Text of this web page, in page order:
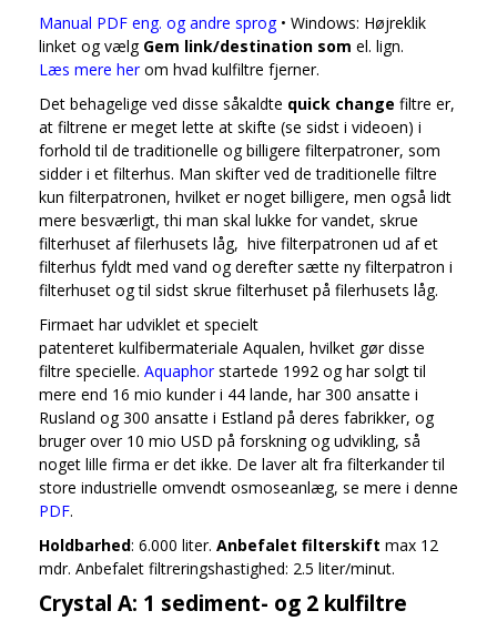
Manual PDF eng. og andre sprog• Windows: Højreklik
linket og vælg Gem link/destination som el. lign.
Læs mere herom hvad kulfiltre fjerner.
Det behagelige ved disse såkaldte quick change filtre er,
at filtrene er meget lette at skifte (se sidst i videoen) i
forhold til de traditionelle og billigere filterpatroner, som
sidder i et filterhus. Man skifter ved de traditionelle filtre
kun filterpatronen, hvilket er noget billigere, men også lidt
mere besværligt, thi man skal lukke for vandet, skrue
filterhuset af filerhusets låg, hive filterpatronen ud af et
filterhus fyldt med vand og derefter sætte ny filterpatron i
filterhuset og til sidst skrue filterhuset på filerhusets låg.
Firmaet har udviklet et specielt
patenteret kulfibermateriale Aqualen, hvilket gør disse
filtre specielle. Aquaphorstartede 1992 og har solgt til
mere end 16 mio kunder i 44 lande, har 300 ansatte i
Rusland og 300 ansatte i Estland på deres fabrikker, og
bruger over 10 mio USD på forskning og udvikling, så
noget lille firma er det ikke. De laver alt fra filterkander til
store industrielle omvendt osmoseanlæg, se mere i denne
PDF.
Holdbarhed: 6.000 liter. Anbefalet filterskift max 12
mdr. Anbefalet filtreringshastighed: 2.5 liter/minut.
Crystal A: 1 sediment- og 2 kulfiltre